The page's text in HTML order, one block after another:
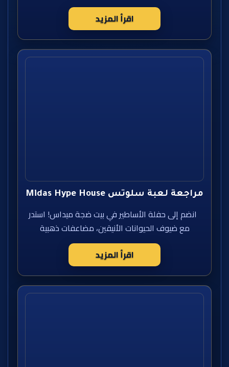
اقرأ المزيد
مراجعة لعبة سلوتس Midas Hype House
انضم إلى حفلة الأساطير في بيت ضجة ميداس! استدر
مع ضيوف الحيوانات الأنيقين، مضاعفات ذهبية
اقرأ المزيد